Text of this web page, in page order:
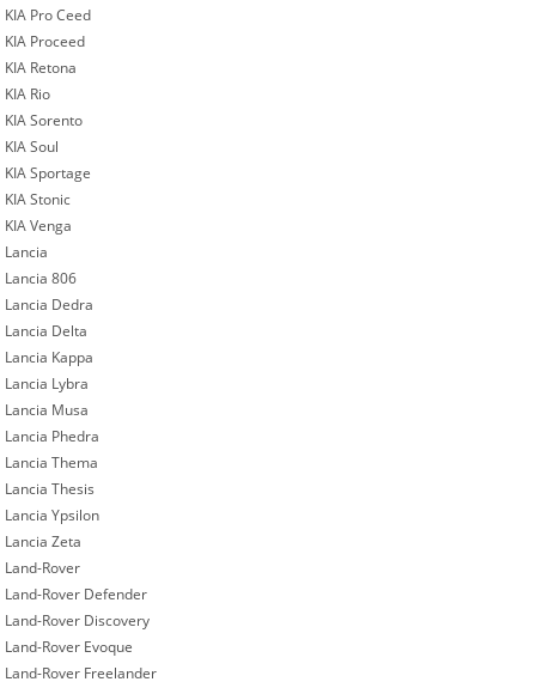
KIA Pro Ceed
KIA Proceed
KIA Retona
KIA Rio
KIA Sorento
KIA Soul
KIA Sportage
KIA Stonic
KIA Venga
Lancia
Lancia 806
Lancia Dedra
Lancia Delta
Lancia Kappa
Lancia Lybra
Lancia Musa
Lancia Phedra
Lancia Thema
Lancia Thesis
Lancia Ypsilon
Lancia Zeta
Land-Rover
Land-Rover Defender
Land-Rover Discovery
Land-Rover Evoque
Land-Rover Freelander